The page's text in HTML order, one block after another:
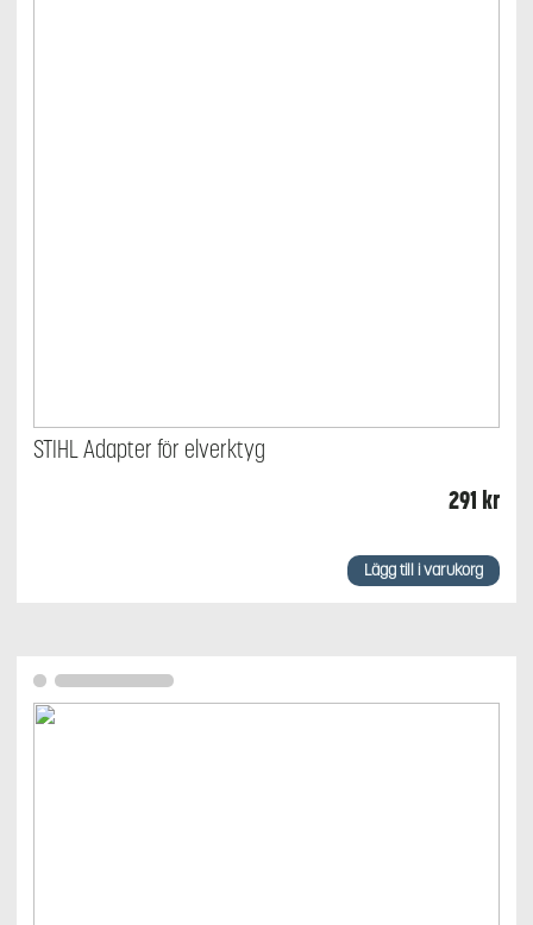
STIHL Adapter för elverktyg
291 kr
Lägg till i varukorg